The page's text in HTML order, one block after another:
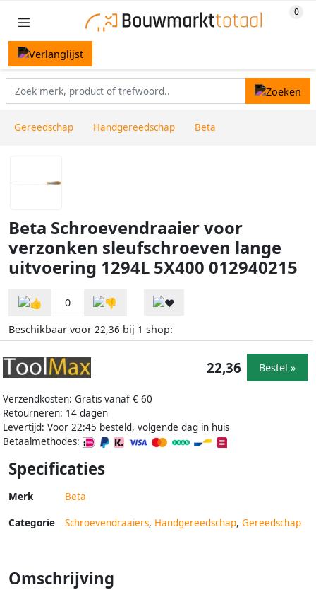
Gereedschap Handgereedschap Beta
Beta Schroevendraaier voor
verzonken sleufschroeven lange
uitvoering 1294L 5X400 012940215
0
Beschikbaar voor 22,36 bij 1 shop:
Verzendkosten: Gratis vanaf € 60
Retourneren: 14 dagen
Levertijd: Voor 22:45 besteld, volgende dag in huis
Betaalmethodes:
22,36 Bestel »
Specificaties
Merk Beta
Categorie Schroevendraaiers, Handgereedschap, Gereedschap
Omschrijving